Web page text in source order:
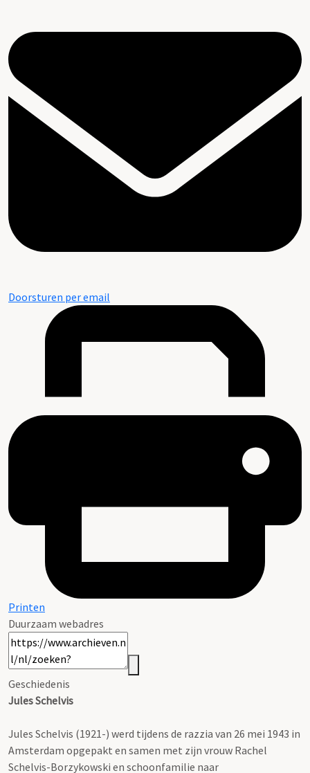
Doorsturen per email
Printen
Duurzaam webadres
Geschiedenis
Jules Schelvis
Jules Schelvis (1921-) werd tijdens de razzia van 26 mei 1943 in
Amsterdam opgepakt en samen met zijn vrouw Rachel
Schelvis-Borzykowski en schoonfamilie naar